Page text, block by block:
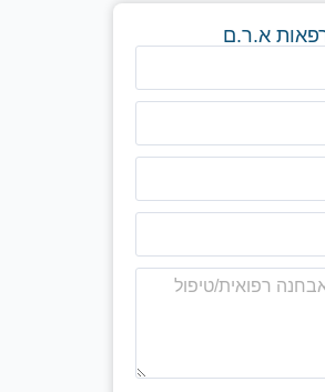
א.ר.ם